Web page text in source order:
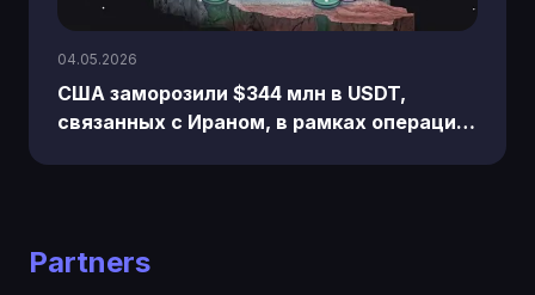
США заморозили $344 млн в USDT,
связанных с Ираном, в рамках операции
04.05.2026
Partners